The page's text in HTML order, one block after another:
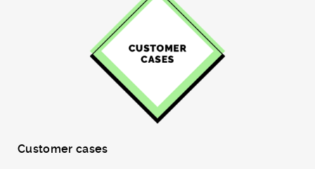
Customer cases